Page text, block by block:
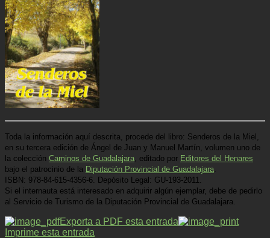
Toda la información aquí descrita, procede del libro: Senderos de la Miel,
en su tercera edición de Ángel de Juan y Manuel Martín, volumen uno de
la colección Caminos de Guadalajara , editado por Editores del Henares
bajo el patrocinio de la Diputación Provincial de Guadalajara
ISBN: 978-84-615-4356-6.
Depósito Legal: GU-193-2011.
Si el internauta está interesado en adquirir algún ejemplar, debe de pedirlo
al Servicio de Turismo de la Diputación Provincial de Guadalajara.
Exporta a PDF esta entrada
Imprime esta entrada